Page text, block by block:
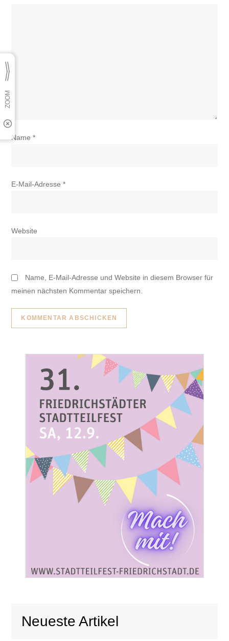
Name*
E-Mail-Adresse*
Website
Name, E-Mail-Adresse und Website in diesem Browser für
meinen nächsten Kommentar speichern.
Neueste Artikel